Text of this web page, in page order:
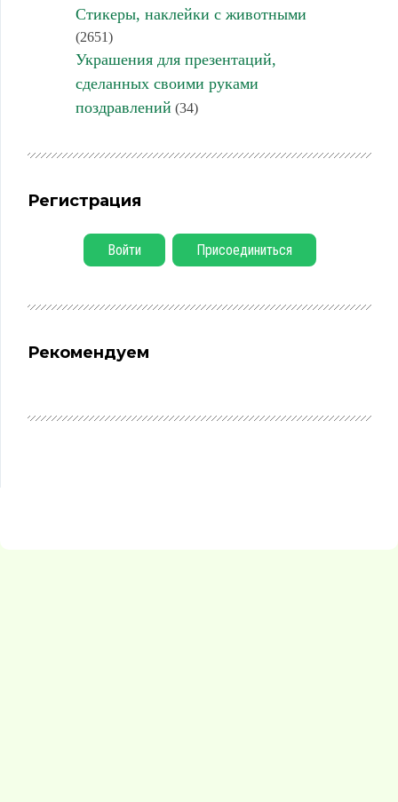
Стикеры, наклейки с животными
(2651)
Украшения для презентаций,
сделанных своими руками
поздравлений (34)
Регистрация
Войти Присоединиться
Рекомендуем